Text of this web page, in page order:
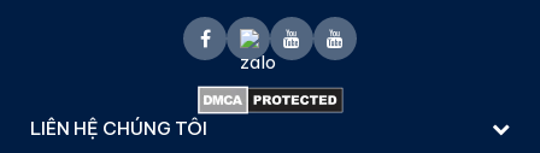
LIÊN HỆ CHÚNG TÔI